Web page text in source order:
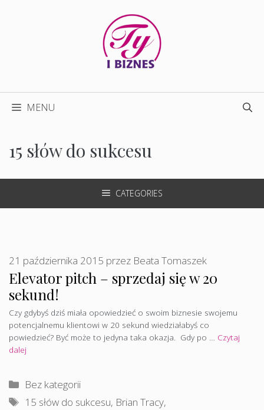
MENU
15 słów do sukcesu
CATEGORIES
Elevator pitch – sprzedaj się w 20
sekund!
21 października 2015 przez Beata Tomaszek
Czy gdybyś dziś miała opowiedzieć o swoim biznesie swojemu
potencjalnemu klientowi w 20 sekund wiedziałabyś co
powiedzieć? Być może to jedyna taka okazja. Gdy po … Czytaj
dalej
Kategorie
Bez kategorii
Tagi
15 słów do sukcesu, Brian Tracy,